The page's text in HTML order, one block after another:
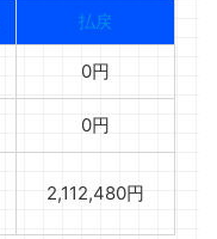
払戻
0円
0円
2,112,480円